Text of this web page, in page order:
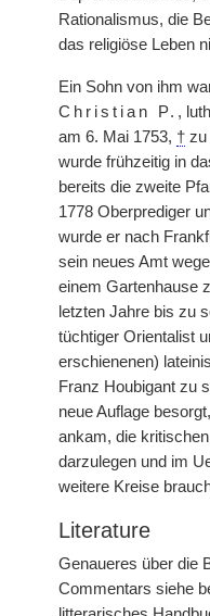
Rationalismus, die
das religiöse Leben
Ein Sohn von ihm
Christian P. ,
am 6. Mai 1753, † zu
wurde frühzeitig in
bereits die zweite
1778 Oberprediger
wurde er nach
sein neues Amt
einem Gartenhause
letzten Jahre bis zu
tüchtiger Orientalist
erschienenen)
Franz Houbigant zu
neue Auflage
ankam, die
darzulegen und im
weitere Kreise
Literature
Genaueres über die
Commentars siehe